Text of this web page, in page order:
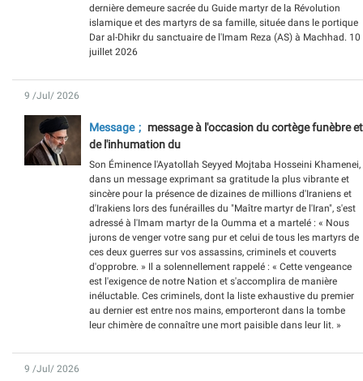
dernière demeure sacrée du Guide martyr de la Révolution
islamique et des martyrs de sa famille, située dans le portique
Dar al-Dhikr du sanctuaire de l'Imam Reza (AS) à Machhad. 10
juillet 2026
9 /Jul/ 2026
Message
message à l'occasion du cortège funèbre et
de l'inhumation du
Son Éminence l'Ayatollah Seyyed Mojtaba Hosseini Khamenei,
dans un message exprimant sa gratitude la plus vibrante et
sincère pour la présence de dizaines de millions d'Iraniens et
d'Irakiens lors des funérailles du "Maître martyr de l'Iran", s'est
adressé à l'Imam martyr de la Oumma et a martelé : « Nous
jurons de venger votre sang pur et celui de tous les martyrs de
ces deux guerres sur vos assassins, criminels et couverts
d'opprobre. » Il a solennellement rappelé : « Cette vengeance
est l'exigence de notre Nation et s'accomplira de manière
inéluctable. Ces criminels, dont la liste exhaustive du premier
au dernier est entre nos mains, emporteront dans la tombe
leur chimère de connaître une mort paisible dans leur lit. »
9 /Jul/ 2026